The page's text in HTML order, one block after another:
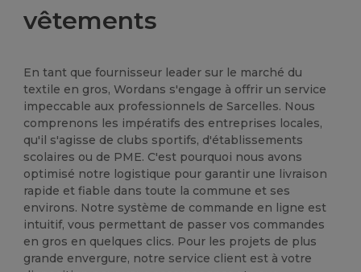
vêtements
En tant que fournisseur leader sur le marché du
textile en gros, Wordans s'engage à offrir un service
impeccable aux professionnels de Sarcelles. Nous
comprenons les impératifs des entreprises locales,
qu'il s'agisse de clubs sportifs, d'établissements
scolaires ou de PME. C'est pourquoi nous avons
optimisé notre logistique pour garantir une livraison
rapide et fiable dans toute la commune et ses
environs. Notre système de commande en ligne est
intuitif, vous permettant de passer vos commandes
en gros en quelques clics. Pour les projets de plus
grande envergure, notre service client est à votre